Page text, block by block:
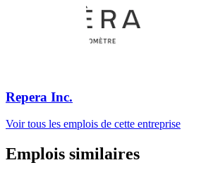
Repera Inc.
Voir tous les emplois de cette entreprise
Emplois similaires